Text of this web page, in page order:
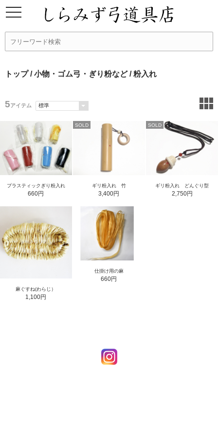
トップ/小物・ゴム弓・ぎり粉など/ 粉入れ
5アイテム
プラスティックぎり粉入れ
660円
SOLD
ギリ粉入れ 竹
3,400円
SOLD
ギリ粉入れ どんぐり型
2,750円
麻ぐすね(わらじ）
1,100円
仕掛け用の麻
660円